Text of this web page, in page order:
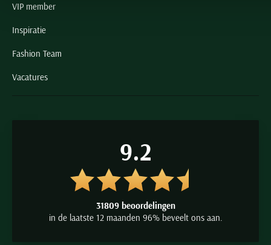
VIP member
Inspiratie
Fashion Team
Vacatures
9.2
31809 beoordelingen
in de laatste 12 maanden 96% beveelt ons aan.